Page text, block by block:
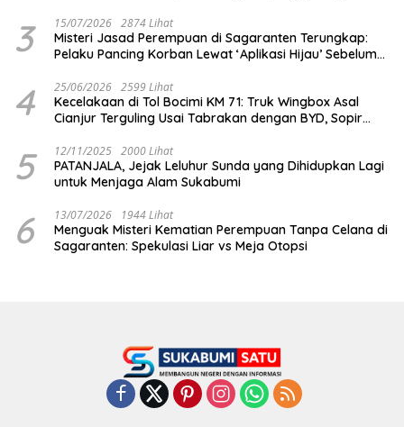
3 15/07/2026 2874 Lihat
Misteri Jasad Perempuan di Sagaranten Terungkap:
Pelaku Pancing Korban Lewat ‘Aplikasi Hijau’ Sebelum
4 25/06/2026 2599 Lihat
Kecelakaan di Tol Bocimi KM 71: Truk Wingbox Asal
Cianjur Terguling Usai Tabrakan dengan BYD, Sopir
5 12/11/2025 2000 Lihat
PATANJALA, Jejak Leluhur Sunda yang Dihidupkan Lagi
untuk Menjaga Alam Sukabumi
6 13/07/2026 1944 Lihat
Menguak Misteri Kematian Perempuan Tanpa Celana di
Sagaranten: Spekulasi Liar vs Meja Otopsi